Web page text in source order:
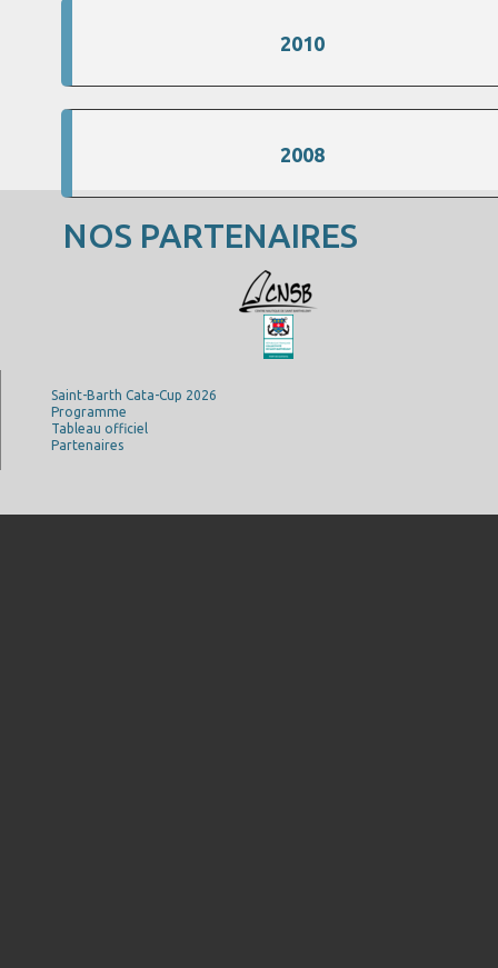
2010
2008
NOS PARTENAIRES
Saint-Barth Cata-Cup 2026
Programme
Tableau officiel
Partenaires